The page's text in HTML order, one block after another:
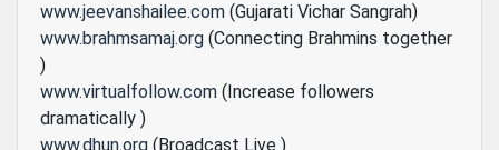
www.jeevanshailee.com (Gujarati Vichar Sangrah)
www.brahmsamaj.org (Connecting Brahmins together
)
www.virtualfollow.com (Increase followers
dramatically )
www.dhun.org (Broadcast Live )